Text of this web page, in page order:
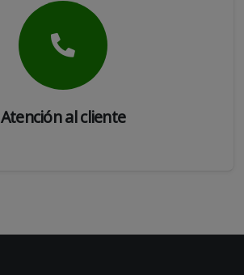
Atención al cliente